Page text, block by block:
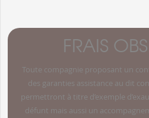
FRAIS
Toute compagnie proposant un
des garanties assistance au dit
permettront à titre d’exemple
défunt mais aussi un